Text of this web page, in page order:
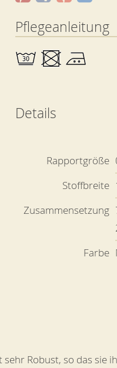
Pflegeanleitung
Details
Rapportgröße
Stoffbreite
Zusammensetzung
Farbe
Robust, so das sie